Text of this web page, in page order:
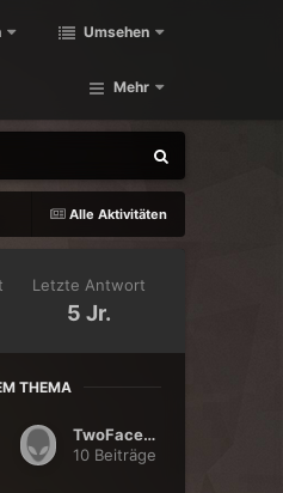
Umsehen
Mehr
Alle Aktivitäten
Letzte Antwort
5 Jr.
THEMA
TwoFaces85
10 Beiträge